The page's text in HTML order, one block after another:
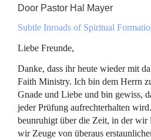
Door Pastor Hal Mayer
Subtle Inroads of Spiritual
Liebe Freunde,
Danke, dass ihr heute wieder mit
Faith Ministry. Ich bin dem Herrn
Gnade und Liebe und bin gewiss,
jeder Prüfung aufrechterhalten
beunruhigt über die Zeit, in der wir
wir Zeuge von überaus